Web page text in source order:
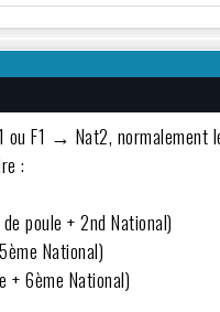
F1 → Nat2,
:
poule + 2nd National)
National)
+ 6ème National)